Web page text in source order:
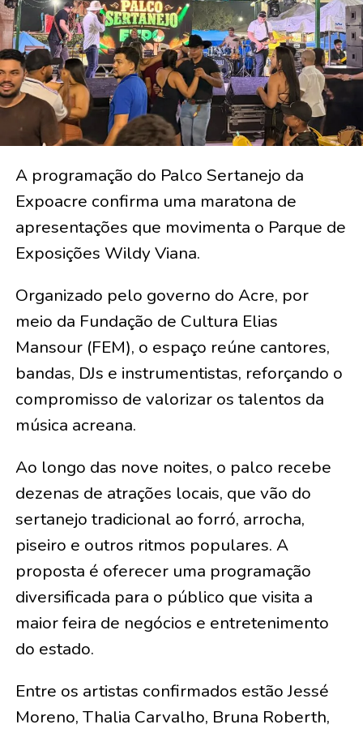
A programação do Palco Sertanejo da
Expoacre confirma uma maratona de
apresentações que movimenta o Parque de
Exposições Wildy Viana.
Organizado pelo governo do Acre, por
meio da Fundação de Cultura Elias
Mansour (FEM), o espaço reúne cantores,
bandas, DJs e instrumentistas, reforçando o
compromisso de valorizar os talentos da
música acreana.
Ao longo das nove noites, o palco recebe
dezenas de atrações locais, que vão do
sertanejo tradicional ao forró, arrocha,
piseiro e outros ritmos populares. A
proposta é oferecer uma programação
diversificada para o público que visita a
maior feira de negócios e entretenimento
do estado.
Entre os artistas confirmados estão Jessé
Moreno, Thalia Carvalho, Bruna Roberth,